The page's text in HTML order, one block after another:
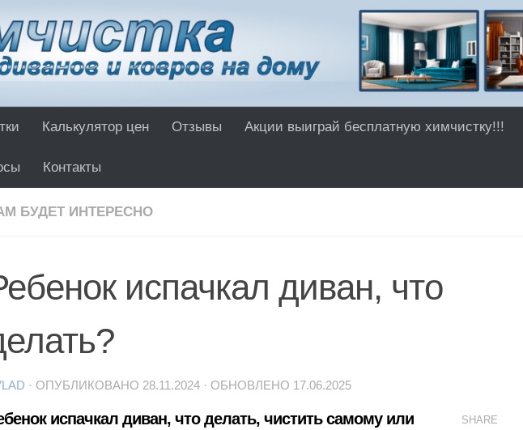
Калькулятор цен Отзывы Акции выиграй бесплатную химчистку!!!
Контакты
БУДЕТ ИНТЕРЕСНО
испачкал диван, что
· ОПУБЛИКОВАНО 28.11.2024 · ОБНОВЛЕНО 17.06.2025
испачкал диван, что делать, чистить самому или
SHARE